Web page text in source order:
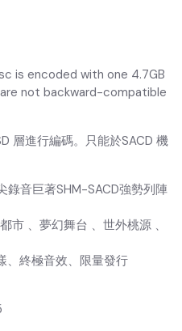
is encoded with one 4.7GB
are not backward-compatible
層進行編碼。只能於SACD 機
音巨著SHM-SACD強勢列陣
市 、夢幻舞台 、世外桃源 、
、終極音效、限量發行